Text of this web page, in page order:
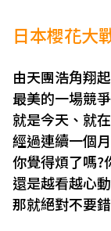
日本櫻花大
由天團浩角翔
最美的一場競
就是今天、就
經過連續一個
你覺得煩了嗎?
還是越看越心
那就絕對不要